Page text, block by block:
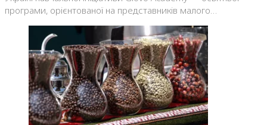
програми, орієнтованої на представників малого…